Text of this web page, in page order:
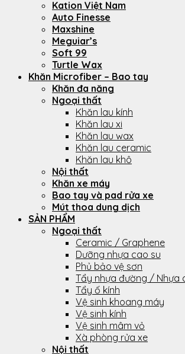
Kation Việt Nam
Auto Finesse
Maxshine
Meguiar’s
Soft 99
Turtle Wax
Khăn Microfiber – Bao tay
Khăn đa năng
Ngoại thất
Khăn lau kính
Khăn lau xi
Khăn lau wax
Khăn lau ceramic
Khăn lau khô
Nội thất
Khăn xe máy
Bao tay và pad rửa xe
Mút thoa dung dịch
SẢN PHẨM
Ngoại thất
Ceramic / Graphene
Dưỡng nhựa cao su
Phủ bảo vệ sơn
Tẩy nhựa đường / Nhựa
Tẩy ố kính
Vệ sinh khoang máy
Vệ sinh kính
Vệ sinh mâm vỏ
Xà phòng rửa xe
Nội thất